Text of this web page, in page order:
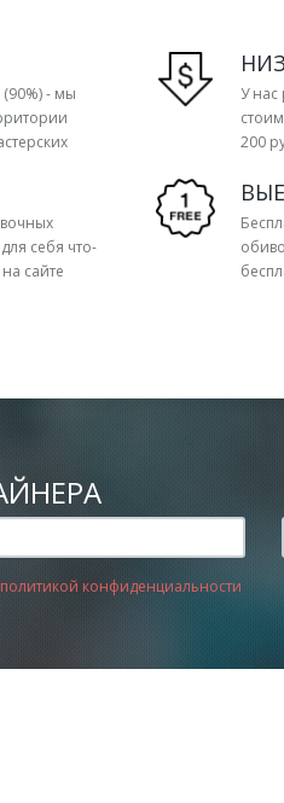
- мы
У нас
200
себя что-
сайте
политикой конфиденциальности